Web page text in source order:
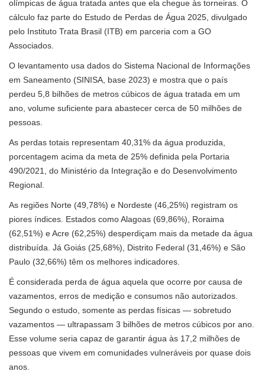
olímpicas de água tratada antes que ela chegue às torneiras. O
cálculo faz parte do Estudo de Perdas de Água 2025, divulgado
pelo Instituto Trata Brasil (ITB) em parceria com a GO
Associados.
O levantamento usa dados do Sistema Nacional de Informações
em Saneamento (SINISA, base 2023) e mostra que o país
perdeu 5,8 bilhões de metros cúbicos de água tratada em um
ano, volume suficiente para abastecer cerca de 50 milhões de
pessoas.
As perdas totais representam 40,31% da água produzida,
porcentagem acima da meta de 25% definida pela Portaria
490/2021, do Ministério da Integração e do Desenvolvimento
Regional.
As regiões Norte (49,78%) e Nordeste (46,25%) registram os
piores índices. Estados como Alagoas (69,86%), Roraima
(62,51%) e Acre (62,25%) desperdiçam mais da metade da água
distribuída. Já Goiás (25,68%), Distrito Federal (31,46%) e São
Paulo (32,66%) têm os melhores indicadores.
É considerada perda de água aquela que ocorre por causa de
vazamentos, erros de medição e consumos não autorizados.
Segundo o estudo, somente as perdas físicas — sobretudo
vazamentos — ultrapassam 3 bilhões de metros cúbicos por ano.
Esse volume seria capaz de garantir água às 17,2 milhões de
pessoas que vivem em comunidades vulneráveis por quase dois
anos.